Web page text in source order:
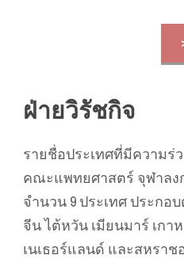
ฝ่ายวิรัชกิจ
รายชื่อประเทศที่มีความร่
คณะแพทยศาสตร์ จุฬาล
จำนวน 9 ประเทศ ประกอ
จีน ไต้หวัน เมียนมาร์ เกา
เนเธอร์แลนด์ และสหรา